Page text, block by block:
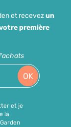
et recevezun
première
OK
et je
la